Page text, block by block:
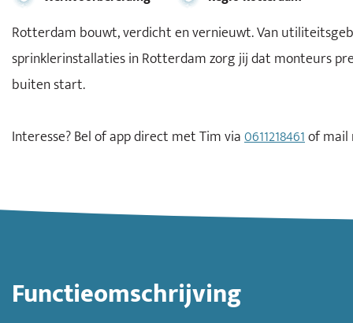
Rotterdam bouwt, verdicht en vernieuwt. Van
sprinklerinstallaties in Rotterdam zorg jij dat monteurs
buiten start.
Interesse? Bel of app direct met Tim via0611218461of
Functieomschrijving